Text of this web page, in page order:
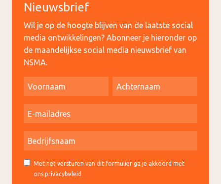
Nieuwsbrief
Wil je op de hoogte blijven van de laatste social
media ontwikkelingen? Abonneer je hieronder op
de maandelijkse social media nieuwsbrief van
NSMA.
Met het versturen van dit formulier ga je akkoord met
ons privacybeleid